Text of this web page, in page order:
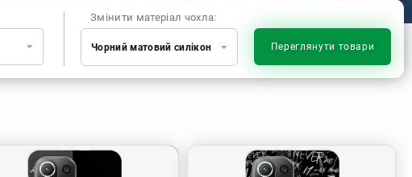
Змінити матеріал чохла:
Чорний матовий силікон Переглянути товари